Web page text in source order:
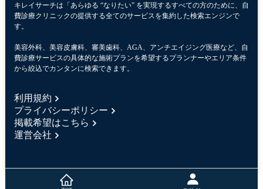
キレイサーチは「あらゆる “なりたい” を実現するすべての方のために、自
費診療クリニックの提供する全てのサービスを集約した検索エンジンで
す。
美容外科、美容皮膚科、審美歯科、AGA、アンチエイジング医療など、自
費診療サービスの具体的な施術プランを希望するプランナーやエリア条件
から絞込でカンタンに検索できます。
利用規約
プライバシーポリシー
掲載希望はこちら
運営会社